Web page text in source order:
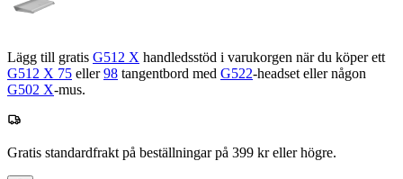
Lägg till gratis G512 X handledsstöd i varukorgen när du köper ett
G512 X 75 eller98 tangentbord med G522-headset eller någon
G502 X-mus.
Gratis standardfrakt på beställningar på 399 kr eller högre.